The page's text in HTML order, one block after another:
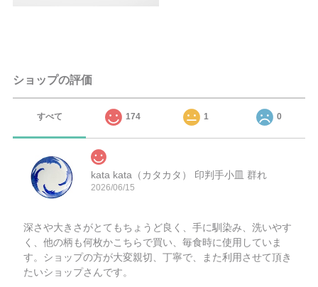
ショップの評価
すべて 174 1 0
kata kata（カタカタ） 印判手小皿 群れ
2026/06/15
深さや大きさがとてもちょうど良く、手に馴染み、洗いやす
く、他の柄も何枚かこちらで買い、毎食時に使用していま
す。ショップの方が大変親切、丁寧で、また利用させて頂き
たいショップさんです。